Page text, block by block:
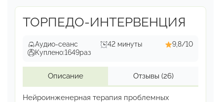
ТОРПЕДО-ИНТЕРВЕНЦИЯ
Аудио-сеанс 42 минуты
9,8/10
Куплено:1649раз
Описание Отзывы (26)
Нейроинженерная терапия проблемных